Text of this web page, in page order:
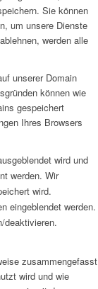
Sie können
um unsere Dienste
werden alle
unserer Domain
können wie
gespeichert
Ihres Browsers
wird und
werden. Wir
wird.
eingeblendet werden.
deaktivieren.
zusammengefasst
wird und wie